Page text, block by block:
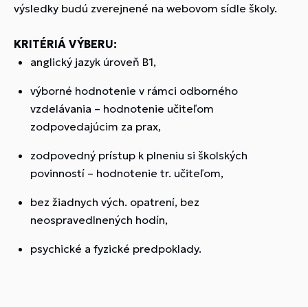
výsledky budú zverejnené na webovom sídle školy.
KRITÉRIÁ VÝBERU:
anglický jazyk úroveň B1,
výborné hodnotenie v rámci odborného
vzdelávania – hodnotenie učiteľom
zodpovedajúcim za prax,
zodpovedný prístup k plneniu si školských
povinností – hodnotenie tr. učiteľom,
bez žiadnych vých. opatrení, bez
neospravedlnených hodín,
psychické a fyzické predpoklady.